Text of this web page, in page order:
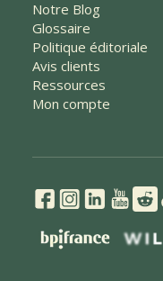
Notre Blog
Glossaire
Politique éditoriale
Avis clients
Ressources
Mon compte